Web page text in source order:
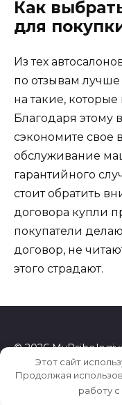
Как
для
Из тех
по отзывам лучше
на такие,
Благодаря этому
сэкономите свое
обслуживание
гарантийного
стоит обратить
договора купли
покупатели
договор, не
этого страдают.
© 2026
b8a393ce1ea1d531
Этот сайт
Продолжая
работу